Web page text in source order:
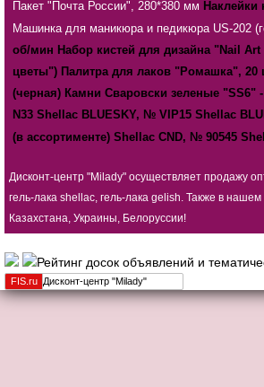
Пакет "Почта России", 280*380 мм Наклейки
Машинка для маникюра и педикюра US-202
об/мин Набор кистей для дизайна "Nail
цветы") Палитра для лаков "Ромашка", 20
(черная) Камни Сваровски зеленые "SS6"
N33 Shellac BLUESKY, № VIP15 Shellac
(в ассортименте) Shellac CND, № 90545
Дисконт-центр "Milady" осуществляет продажу
гель-лака shellac, гель-лака gelish. Также в
Казахстана, Украины, Белоруссии!
FIS. ru Дисконт-центр "Milady"